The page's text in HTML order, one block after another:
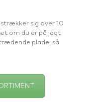
sig over 10
om du er på jagt
plade, så